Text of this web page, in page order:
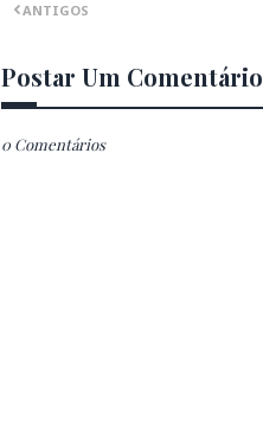
ANTIGOS
Postar Um Comentário
0 Comentários